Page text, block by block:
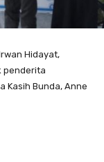
Hidayat,
penderita
Kasih Bunda, Anne